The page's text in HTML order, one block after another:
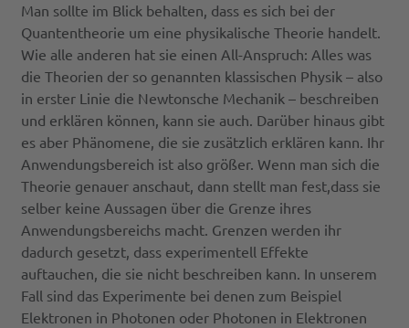
Man sollte im Blick behalten, dass es sich bei der
Quantentheorie um eine physikalische Theorie handelt.
Wie alle anderen hat sie einen All-Anspruch: Alles was
die Theorien der so genannten klassischen Physik – also
in erster Linie die Newtonsche Mechanik – beschreiben
und erklären können, kann sie auch. Darüber hinaus gibt
es aber Phänomene, die sie zusätzlich erklären kann. Ihr
Anwendungsbereich ist also größer. Wenn man sich die
Theorie genauer anschaut, dann stellt man fest,dass sie
selber keine Aussagen über die Grenze ihres
Anwendungsbereichs macht. Grenzen werden ihr
dadurch gesetzt, dass experimentell Effekte
auftauchen, die sie nicht beschreiben kann. In unserem
Fall sind das Experimente bei denen zum Beispiel
Elektronen in Photonen oder Photonen in Elektronen